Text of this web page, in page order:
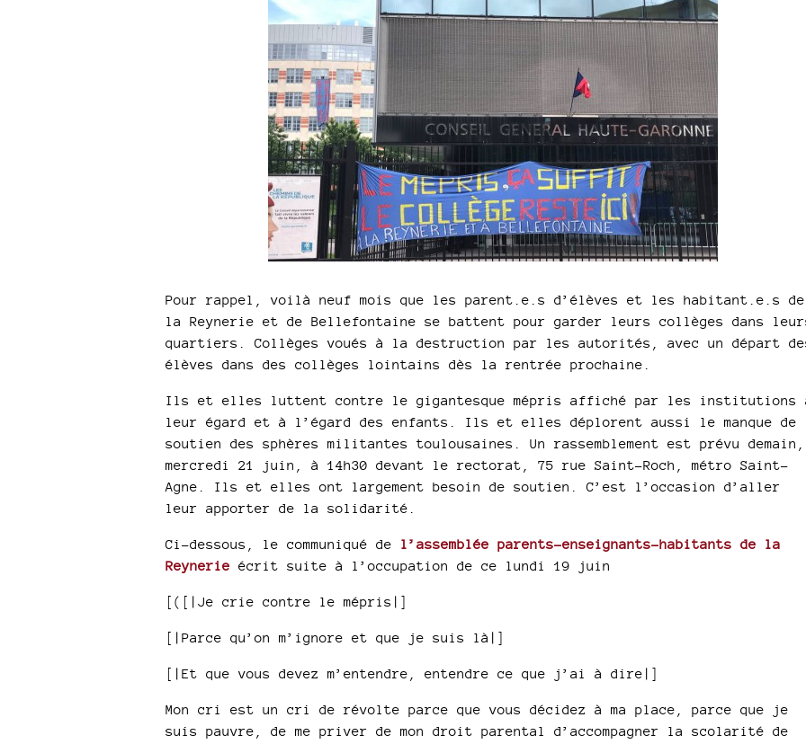
keys
to
increase
or
decrease
volume.
Pour rappel, voilà neuf mois que les parent.e.s d’élèves et les habitant.e.s de
la Reynerie et de Bellefontaine se battent pour garder leurs collèges dans
quartiers. Collèges voués à la destruction par les autorités, avec un départ
élèves dans des collèges lointains dès la rentrée prochaine.
Ils et elles luttent contre le gigantesque mépris affiché par les institutions
leur égard et à l’égard des enfants. Ils et elles déplorent aussi le manque de
soutien des sphères militantes toulousaines. Un rassemblement est prévu demain,
mercredi 21 juin, à 14h30 devant le rectorat, 75 rue Saint-Roch, métro Saint-
Agne. Ils et elles ont largement besoin de soutien. C’est l’occasion d’aller
leur apporter de la solidarité.
Ci-dessous, le communiqué de l’assemblée parents-enseignants-habitants de la
Reynerie écrit suite à l’occupation de ce lundi 19 juin
[([|Je crie contre le mépris|]
[|Parce qu’on m’ignore et que je suis là|]
[|Et que vous devez m’entendre, entendre ce que j’ai à dire|]
Mon cri est un cri de révolte parce que vous décidez à ma place, parce que je
suis pauvre, de me priver de mon droit parental d’accompagner la scolarité de